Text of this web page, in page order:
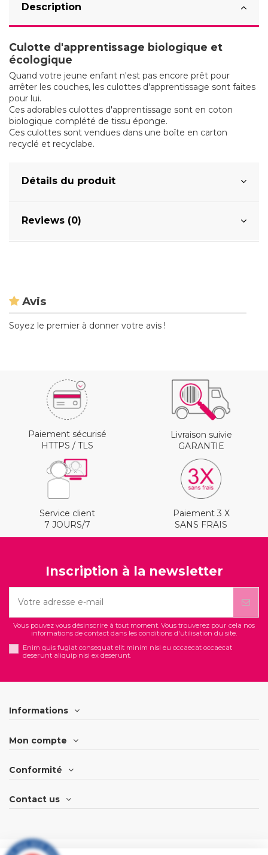
Description
Culotte d'apprentissage biologique et
écologique
Quand votre jeune enfant n'est pas encore prêt pour
arrêter les couches, les culottes d'apprentissage sont faites
pour lui.
Ces adorables culottes d'apprentissage sont en coton
biologique complété de tissu éponge.
Ces culottes sont vendues dans une boîte en carton
recyclé et recyclabe.
Détails du produit
Reviews (0)
Avis
Soyez le premier à donner votre avis !
Paiement sécurisé
HTTPS / TLS
Livraison suivie
GARANTIE
Service client
7 JOURS/7
Paiement 3 X
SANS FRAIS
Inscription à la newsletter
Vous pouvez vous désinscrire à tout moment. Vous trouverez pour cela nos
informations de contact dans les conditions d'utilisation du site.
Enim quis fugiat consequat elit minim nisi eu occaecat occaecat
deserunt aliquip nisi ex deserunt.
Informations
Mon compte
Conformité
Contact us